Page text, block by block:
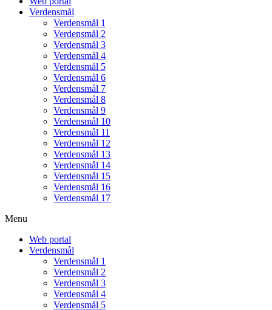
Verdensmål
Verdensmål 1
Verdensmål 2
Verdensmål 3
Verdensmål 4
Verdensmål 5
Verdensmål 6
Verdensmål 7
Verdensmål 8
Verdensmål 9
Verdensmål 10
Verdensmål 11
Verdensmål 12
Verdensmål 13
Verdensmål 14
Verdensmål 15
Verdensmål 16
Verdensmål 17
Menu
Web portal
Verdensmål
Verdensmål 1
Verdensmål 2
Verdensmål 3
Verdensmål 4
Verdensmål 5